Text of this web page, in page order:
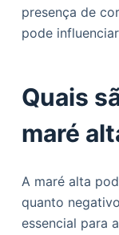
presença de
pode
Quais
maré
A maré alta
quanto
essencial para